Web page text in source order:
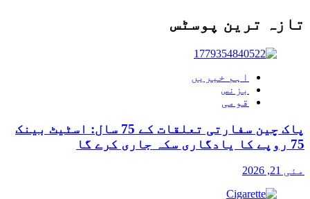
تازہ ترین پوسٹس
اہم خبریں
بزنس
قومی
پاک چین سفارتی تعلقات کے 75 سال: اسٹیٹ بینک
75 روپے کا یادگاری سکہ جاری کرے گا
مئی 21, 2026